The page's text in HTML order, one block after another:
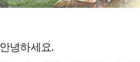
안녕하세요.